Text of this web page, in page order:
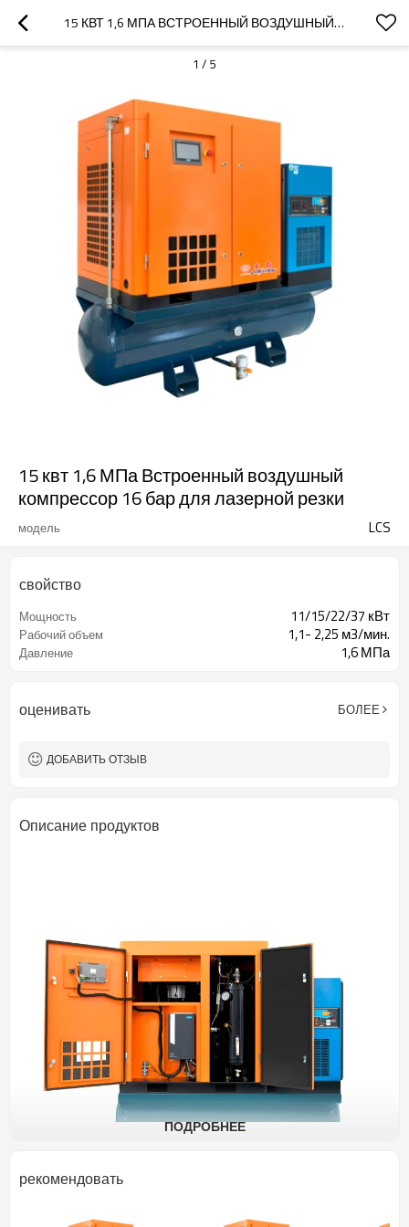
15 КВТ 1,6 МПА ВСТРОЕННЫЙ ВОЗДУШНЫЙ КОМПРЕССОР 16 БАР ДЛЯ ЛАЗЕРНОЙ РЕЗКИ
1 / 5
15 квт 1,6 МПа Встроенный воздушный
компрессор 16 бар для лазерной резки
модель LCS
свойство
Мощность 11/15/22/37 кВт
Рабочий объем 1,1- 2,25 м3/мин.
Давление 1,6 МПа
оценивать БОЛЕЕ
ДОБАВИТЬ ОТЗЫВ
Описание продуктов
ПОДРОБНЕЕ
рекомендовать